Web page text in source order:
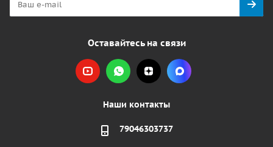
Оставайтесь на связи
Наши контакты
79046303737